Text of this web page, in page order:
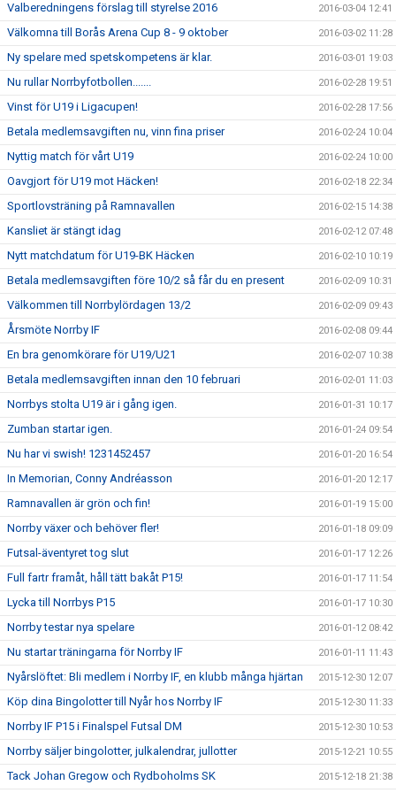
Valberedningens förslag till styrelse 2016 2016-03-04 12:41
Välkomna till Borås Arena Cup 8 - 9 oktober 2016-03-02 11:28
Ny spelare med spetskompetens är klar. 2016-03-01 19:03
Nu rullar Norrbyfotbollen....... 2016-02-28 19:51
Vinst för U19 i Ligacupen! 2016-02-28 17:56
Betala medlemsavgiften nu, vinn fina priser 2016-02-24 10:04
Nyttig match för vårt U19 2016-02-24 10:00
Oavgjort för U19 mot Häcken! 2016-02-18 22:34
Sportlovsträning på Ramnavallen 2016-02-15 14:38
Kansliet är stängt idag 2016-02-12 07:48
Nytt matchdatum för U19-BK Häcken 2016-02-10 10:19
Betala medlemsavgiften före 10/2 så får du en present 2016-02-09 10:31
Välkommen till Norrbylördagen 13/2 2016-02-09 09:43
Årsmöte Norrby IF 2016-02-08 09:44
En bra genomkörare för U19/U21 2016-02-07 10:38
Betala medlemsavgiften innan den 10 februari 2016-02-01 11:03
Norrbys stolta U19 är i gång igen. 2016-01-31 10:17
Zumban startar igen. 2016-01-24 09:54
Nu har vi swish! 1231452457 2016-01-20 16:54
In Memorian, Conny Andréasson 2016-01-20 12:17
Ramnavallen är grön och fin! 2016-01-19 15:00
Norrby växer och behöver fler! 2016-01-18 09:09
Futsal-äventyret tog slut 2016-01-17 12:26
Full fartr framåt, håll tätt bakåt P15! 2016-01-17 11:54
Lycka till Norrbys P15 2016-01-17 10:30
Norrby testar nya spelare 2016-01-12 08:42
Nu startar träningarna för Norrby IF 2016-01-11 11:43
Nyårslöftet: Bli medlem i Norrby IF, en klubb många hjärtan 2015-12-30 12:07
Köp dina Bingolotter till Nyår hos Norrby IF 2015-12-30 11:33
Norrby IF P15 i Finalspel Futsal DM 2015-12-30 10:53
Norrby säljer bingolotter, julkalendrar, jullotter 2015-12-21 10:55
Tack Johan Gregow och Rydboholms SK 2015-12-18 21:38